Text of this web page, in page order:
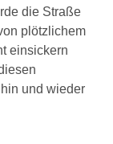
die Straße
plötzlichem
einsickern
und wieder